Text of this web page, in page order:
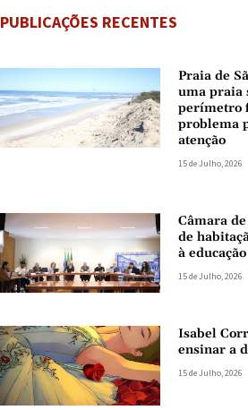
PUBLICAÇÕES RECENTES
Praia de
uma praia
perímetro
problema
atenção
15 de Julho, 2026
Câmara
de
à educação
15 de Julho, 2026
Isabel
ensinar a
15 de Julho, 2026